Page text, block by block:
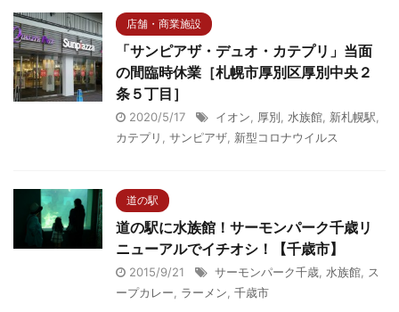
店舗・商業施設
「サンピアザ・デュオ・カテプリ」当面
の間臨時休業［札幌市厚別区厚別中央２
条５丁目］
2020/5/17 イオン, 厚別, 水族館, 新札幌駅,
カテプリ , サンピアザ, 新型コロナウイルス
道の駅
道の駅に水族館！サーモンパーク千歳リ
ニューアルでイチオシ！【千歳市】
2015/9/21 サーモンパーク千歳, 水族館, ス
ープカレー, ラーメン, 千歳市